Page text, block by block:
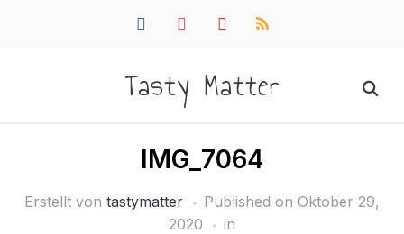
facebookinstagrampinterestrss
Tasty Matter
IMG_7064
Erstellt von tastymatter Published on Oktober 29,
2020
in